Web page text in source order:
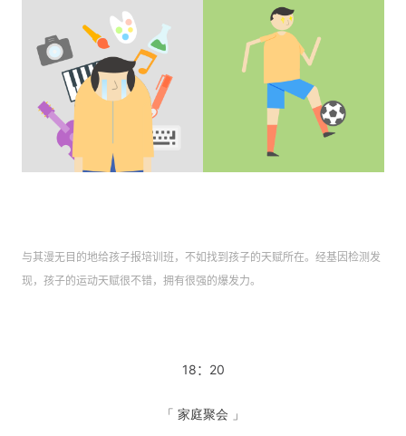
与其漫无目的地给孩子报培训班，不如找到孩子的天赋所在。经基因检测发
现，孩子的运动天赋很不错，拥有很强的爆发力。
18：20
「 家庭聚会 」